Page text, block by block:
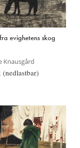
evighetens skog
Knausgård